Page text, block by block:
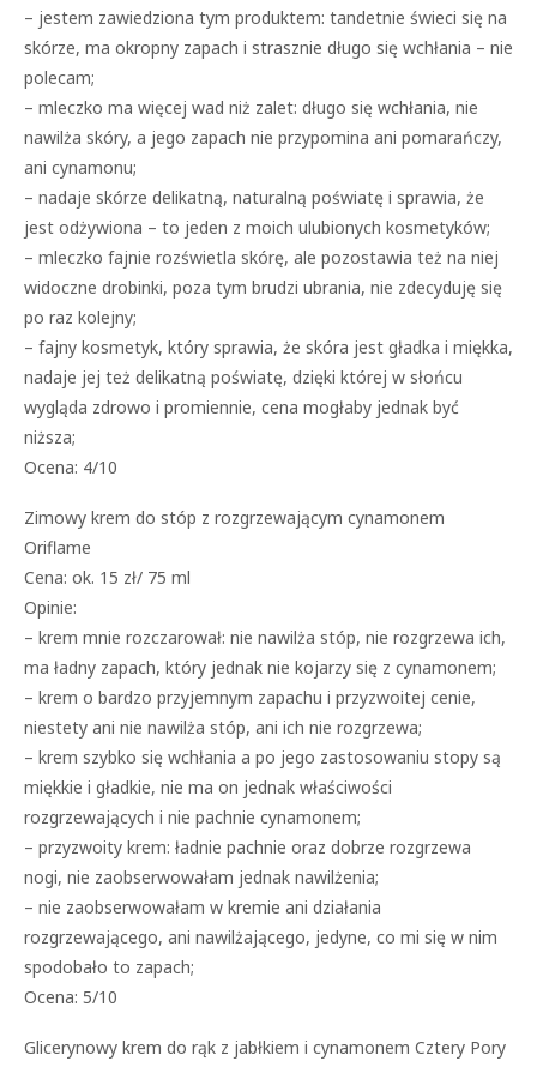
– jestem zawiedziona tym produktem: tandetnie świeci się na
skórze, ma okropny zapach i strasznie długo się wchłania – nie
polecam;
– mleczko ma więcej wad niż zalet: długo się wchłania, nie
nawilża skóry, a jego zapach nie przypomina ani pomarańczy,
ani cynamonu;
– nadaje skórze delikatną, naturalną poświatę i sprawia, że
jest odżywiona – to jeden z moich ulubionych kosmetyków;
– mleczko fajnie rozświetla skórę, ale pozostawia też na niej
widoczne drobinki, poza tym brudzi ubrania, nie zdecyduję się
po raz kolejny;
– fajny kosmetyk, który sprawia, że skóra jest gładka i miękka,
nadaje jej też delikatną poświatę, dzięki której w słońcu
wygląda zdrowo i promiennie, cena mogłaby jednak być
niższa;
Ocena: 4/10
Zimowy krem do stóp z rozgrzewającym cynamonem
Oriflame
Cena: ok. 15 zł/ 75 ml
Opinie:
– krem mnie rozczarował: nie nawilża stóp, nie rozgrzewa ich,
ma ładny zapach, który jednak nie kojarzy się z cynamonem;
– krem o bardzo przyjemnym zapachu i przyzwoitej cenie,
niestety ani nie nawilża stóp, ani ich nie rozgrzewa;
– krem szybko się wchłania a po jego zastosowaniu stopy są
miękkie i gładkie, nie ma on jednak właściwości
rozgrzewających i nie pachnie cynamonem;
– przyzwoity krem: ładnie pachnie oraz dobrze rozgrzewa
nogi, nie zaobserwowałam jednak nawilżenia;
– nie zaobserwowałam w kremie ani działania
rozgrzewającego, ani nawilżającego, jedyne, co mi się w nim
spodobało to zapach;
Ocena: 5/10
Glicerynowy krem do rąk z jabłkiem i cynamonem Cztery Pory